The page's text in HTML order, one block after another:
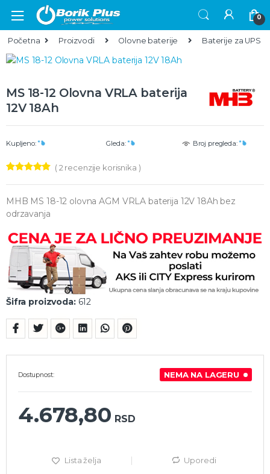
Skip to navigation
Skip to content
0
Početna Proizvodi Olovne baterije Baterije za UPS
MS 18-12 Olovna VRLA baterija
12V 18Ah
Kupljeno: Gleda: Broj pregleda:
5.00od 5 na
osnovu
ocene kupca
(2 recenzije korisnika )
MHB MS 18-12 olovna AGM VRLA baterija 12V 18Ah bez
odrzavanja
Šifra proizvoda: 612
Dostupnost: NEMA NA LAGERU
4.678,80 RSD
Lista želja Uporedi